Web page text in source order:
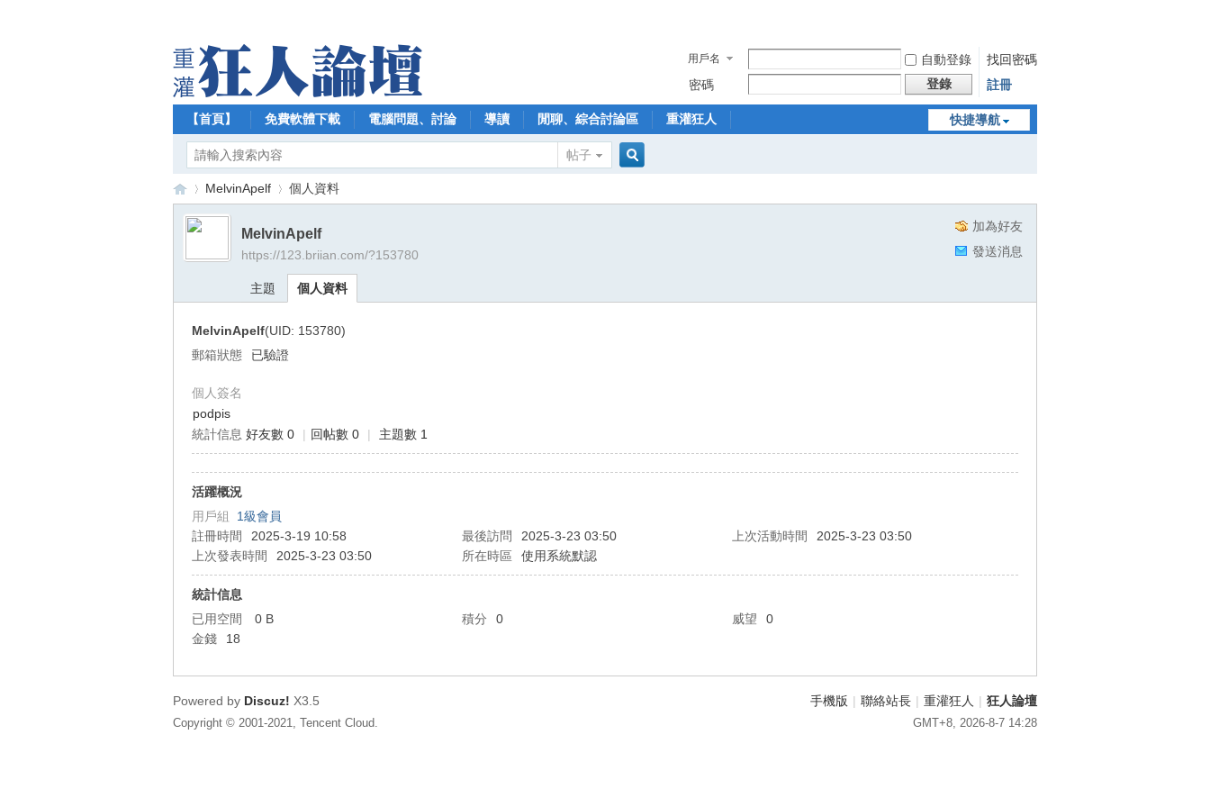
用戶名 自動登錄
找回密碼
密碼
登錄 註冊
快捷導航
【首頁】 免費軟體下載 電腦問題、討論 導讀 閒聊、綜合討論區 重灌狂人
帖子
›
MelvinApelf 個人資料
加為好友
發送消息
MelvinApelf
https://123.briian.com/?153780
主題 個人資料
MelvinApelf(UID: 153780)
郵箱狀態
已驗證
個人簽名
podpis
統計信息 好友數 0 | 回帖數 0 | 主題數 1
活躍概況
用戶組 1級會員
註冊時間
2025-3-19 10:58 最後訪問 2025-3-23 03:50 上次活動時間
2025-3-23 03:50
上次發表時間
2025-3-23 03:50 所在時區 使用系統默認
統計信息
已用空間
0 B 積分 0 威望
0
金錢
18
手機版 | 聯絡站長 | 重灌狂人 | 狂人論壇
GMT+8, 2026-8-7 14:28
Powered by Discuz! X3.5
Copyright © 2001-2021, Tencent Cloud.